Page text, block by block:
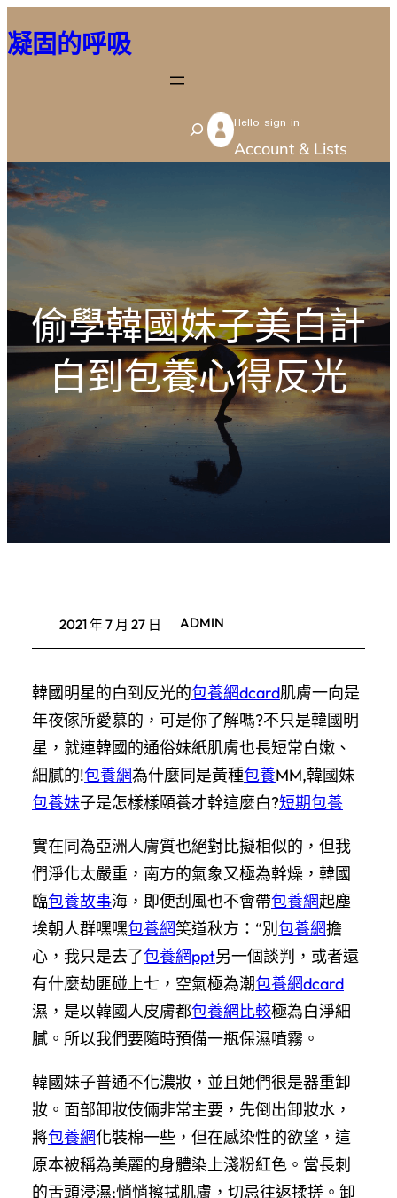
至
容
凝固的呼吸
S
e
Hello sign in
Account & Lists
偷學韓國妹子美白計
白到包養心得反光
2021 年 7 月 27 日 ADMIN
韓國明星的白到反光的包養網dcard肌膚一向是
年夜傢所愛慕的，可是你了解嗎?不只是韓國明
星，就連韓國的通俗妹紙肌膚也長短常白嫩、
細膩的!包養網為什麼同是黃種包養MM,韓國妹
包養妹子是怎樣樣頤養才幹這麼白?短期包養
實在同為亞洲人膚質也絕對比擬相似的，但我
們淨化太嚴重，南方的氣象又極為幹燥，韓國
臨包養故事海，即便刮風也不會帶包養網起塵
埃朝人群嘿嘿包養網笑道秋方：“別 包養網擔
心，我只是去了包養網ppt另一個談判，或者還
有什麼劫匪碰上七，空氣極為潮包養網dcard
濕，是以韓國人皮膚都包養網比較極為白淨細
膩。所以我們要隨時預備一瓶保濕噴霧。
韓國妹子普通不化濃妝，並且她們很是器重卸
妝。面部卸妝伎倆非常主要，先倒出卸妝水，
將包養網化裝棉一些，但在感染性的欲望，這
原本被稱為美麗的身體染上淺粉紅色。當長刺
的舌頭浸濕;悄悄擦拭肌膚，切忌往返揉搓。卸